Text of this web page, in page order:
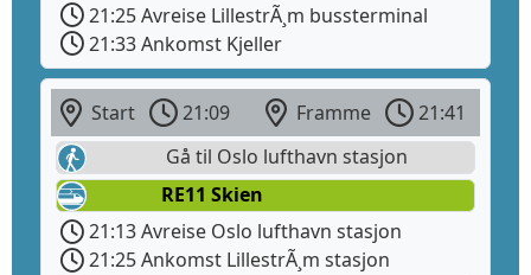
21:25 Avreise LillestrÃ¸m bussterminal
21:33 Ankomst Kjeller
Start 21:09 Framme
21:41
Gå til Oslo lufthavn stasjon
RE11 Skien
21:13 Avreise Oslo lufthavn stasjon
21:25 Ankomst LillestrÃ¸m stasjon